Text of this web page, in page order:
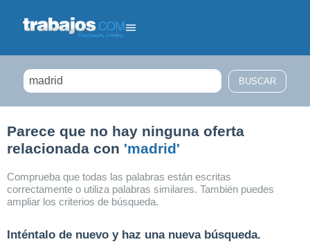
Parece que no hay ninguna oferta
relacionada con 'madrid'
Comprueba que todas las palabras están escritas
correctamente o utiliza palabras similares. También puedes
ampliar los criterios de búsqueda.
Inténtalo de nuevo y haz una nueva búsqueda.